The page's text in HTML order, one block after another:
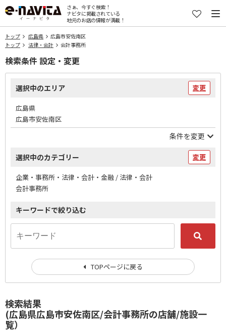
さぁ、今すぐ検索！
ナビタに掲載されている
地元のお店の情報が満載！
トップ 広島県
広島市安佐南区
トップ
法律・会計 会計事務所
検索結果
(広島県広島市安佐南区/会計事務所の店舗/施設一
覧）
検索条件 設定・変更
選択中のエリア 変更
広島県
広島市安佐南区
条件を変更
選択中のカテゴリー 変更
企業・事務所・法律・会計・金融 / 法律・会計
会計事務所
キーワードで絞り込む
TOPページに戻る